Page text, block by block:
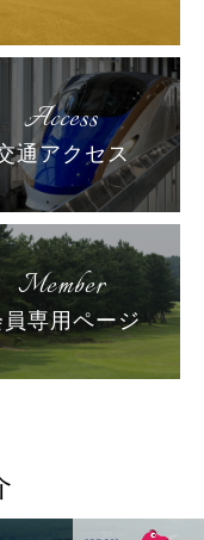
Access
通アクセス
Member
員専用ページ